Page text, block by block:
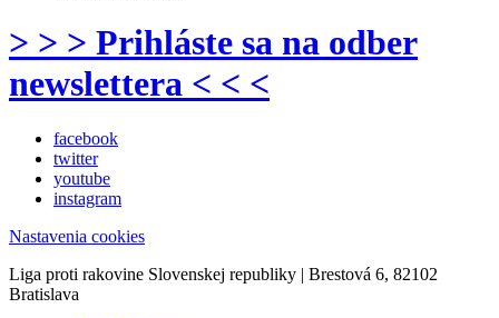
> > > Prihláste sa na odber
newslettera < < <
facebook
twitter
youtube
instagram
Nastavenia cookies
Liga proti rakovine Slovenskej republiky | Brestová 6, 82102
Bratislava